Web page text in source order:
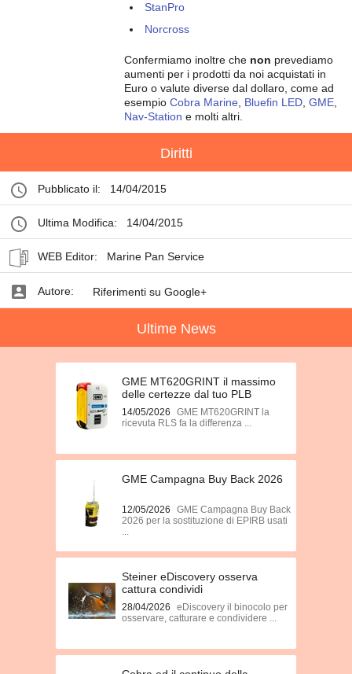
StanPro
Norcross
Confermiamo inoltre che non prevediamo
aumenti per i prodotti da noi acquistati in
Euro o valute diverse dal dollaro, come ad
esempio Cobra Marine Bluefin LED GME
Nav-Station e molti altri.
Diritti
Pubblicato il: 14/04/2015
Ultima Modifica: 14/04/2015
WEB Editor: Marine Pan Service
Autore: Riferimenti su Google+
Ultime News
GME MT620GRINT il massimo
delle certezze dal tuo PLB
14/05/2026
GME MT620GRINT la
ricevuta RLS fa la differenza ...
GME Campagna Buy Back 2026
12/05/2026
GME Campagna Buy Back
2026 per la sostituzione di EPIRB usati
...
Steiner eDiscovery osserva
cattura condividi
28/04/2026
eDiscovery il binocolo per
osservare, catturare e condividere ...